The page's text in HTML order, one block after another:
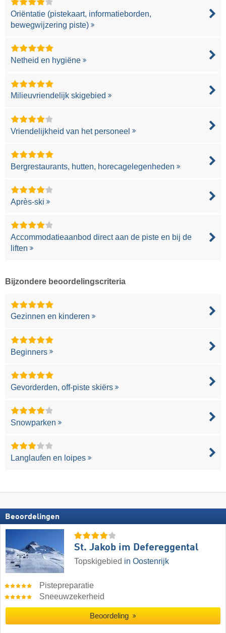
Oriëntatie (pistekaart, informatieborden,
bewegwijzering piste)
Netheid en hygiëne
Milieuvriendelijk skigebied
Vriendelijkheid van het personeel
Bergrestaurants, hutten, horecagelegenheden
Après-ski
Accommodatieaanbod direct aan de piste en bij de
liften
Bijzondere beoordelingscriteria
Gezinnen en kinderen
Beginners
Gevorderden, off-piste skiërs
Snowparken
Langlaufen en loipes
Beoordelingen
St. Jakob im Defereggental
Topskigebied in Oostenrijk
Pistepreparatie
Sneeuwzekerheid
Beoordeling